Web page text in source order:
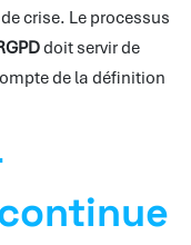
crise. Le processus
doit servir de
de la définition